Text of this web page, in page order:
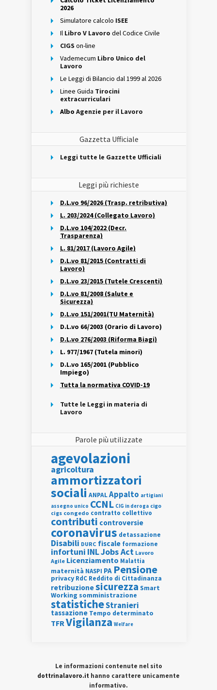
2026
Simulatore calcolo ISEE
Il Libro V Lavoro del Codice Civile
CIGS on-line
Vademecum Libro Unico del
Lavoro
Le Leggi di Bilancio dal 1999 al 2026
Linee Guida Tirocini
extracurriculari
Albo Agenzie per il Lavoro
Gazzetta Ufficiale
Leggi tutte le Gazzette Ufficiali
Leggi più richieste
D.L.vo 96/2026 (Trasp. retributiva)
L. 203/2024 (Collegato Lavoro)
D.L.vo 104/2022 (Decr.
Trasparenza)
L. 81/2017 (Lavoro Agile)
D.L.vo 81/2015 (Contratti di
Lavoro)
D.L.vo 23/2015 (Tutele Crescenti)
D.L.vo 81/2008 (Salute e
Sicurezza)
D.L.vo 151/2001(TU Maternità)
D.L.vo 66/2003 (Orario di Lavoro)
D.L.vo 276/2003 (Riforma Biagi)
L. 977/1967 (Tutela minori)
D.L.vo 165/2001 (Pubblico
Impiego)
Tutta la normativa COVID-19
Tutte le Leggi in materia di
Lavoro
Parole più utilizzate
agevolazioni
agricoltura
ammortizzatori
sociali ANPALAppalto artigiani
assegno unico CCNL CIG in deroga cigo
cigs congedo contratto collettivo
contributi controversie
coronavirus detassazione
Disabili DURC fiscale formazione
infortuni INLJobs Act Lavoro
Agile Licenziamento Malattia
maternità NASPI PA Pensione
privacy RdC Reddito di Cittadinanza
retribuzionesicurezza Smart
Working somministrazione
statisticheStranieri
tassazione Tempo determinato
TFRVigilanza Welfare
Le informazioni contenute nel sito
dottrinalavoro.it hanno carattere unicamente
informativo.